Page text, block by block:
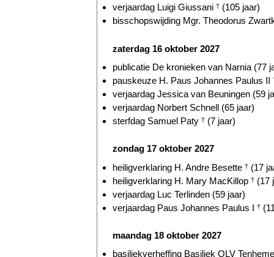
verjaardag Luigi Giussani † (105 jaar)
bisschopswijding Mgr. Theodorus
zaterdag 16 oktober 2027
publicatie De kronieken van Narnia (77
pauskeuze H. Paus Johannes Paulus II
verjaardag Jessica van Beuningen (59
verjaardag Norbert Schnell (65 jaar)
sterfdag Samuel Paty † (7 jaar)
zondag 17 oktober 2027
heiligverklaring H. Andre Besette † (17
heiligverklaring H. Mary MacKillop † (17
verjaardag Luc Terlinden (59 jaar)
verjaardag Paus Johannes Paulus I †
maandag 18 oktober 2027
basiliekverheffing Basiliek OLV